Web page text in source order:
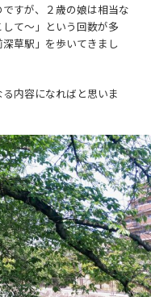
すが、２歳の娘は相当な
て〜」という回数が多
草駅」を歩いてきまし
内容になればと思いま